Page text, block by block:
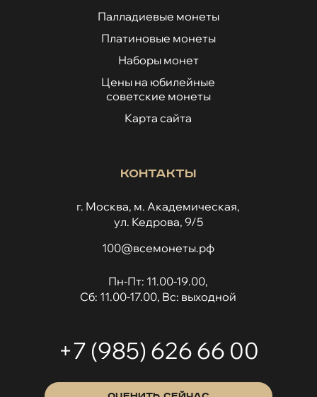
Палладиевые монеты
Платиновые монеты
Наборы монет
Цены на юбилейные
советские монеты
Карта сайта
Контакты
г. Москва, м. Академическая,
ул. Кедрова, 9/5
100@всемонеты.рф
Пн-Пт: 11.00-19.00,
Сб: 11.00-17.00, Вс: выходной
+7 (985) 626 66 00